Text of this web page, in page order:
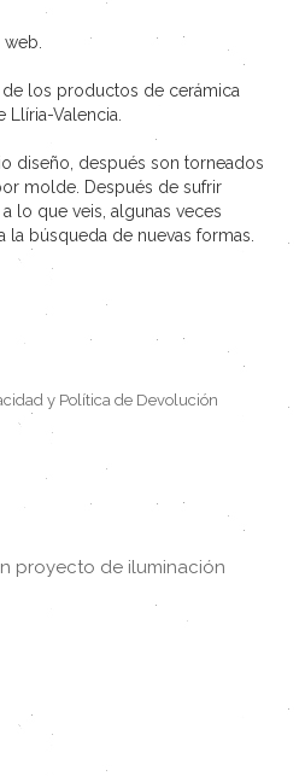
los productos de cerámica
Valencia.
diseño, después son torneados
molde. Después de sufrir
lo que veis, algunas veces
la búsqueda de nuevas formas.
y Política de Devolución
proyecto de iluminación